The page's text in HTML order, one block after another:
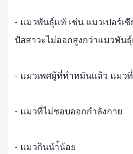
- แมวพันธุ์แท้ เช่น แมวเปอร์เ
ปัสสาวะไม่ออกสูงกว่าแมวพัน
- แมวเพศผู้ที่ทำหมันแล้ว แมว
- แมวที่ไม่ชอบออกกำลังกาย
- แมวกินนำ้น้อย